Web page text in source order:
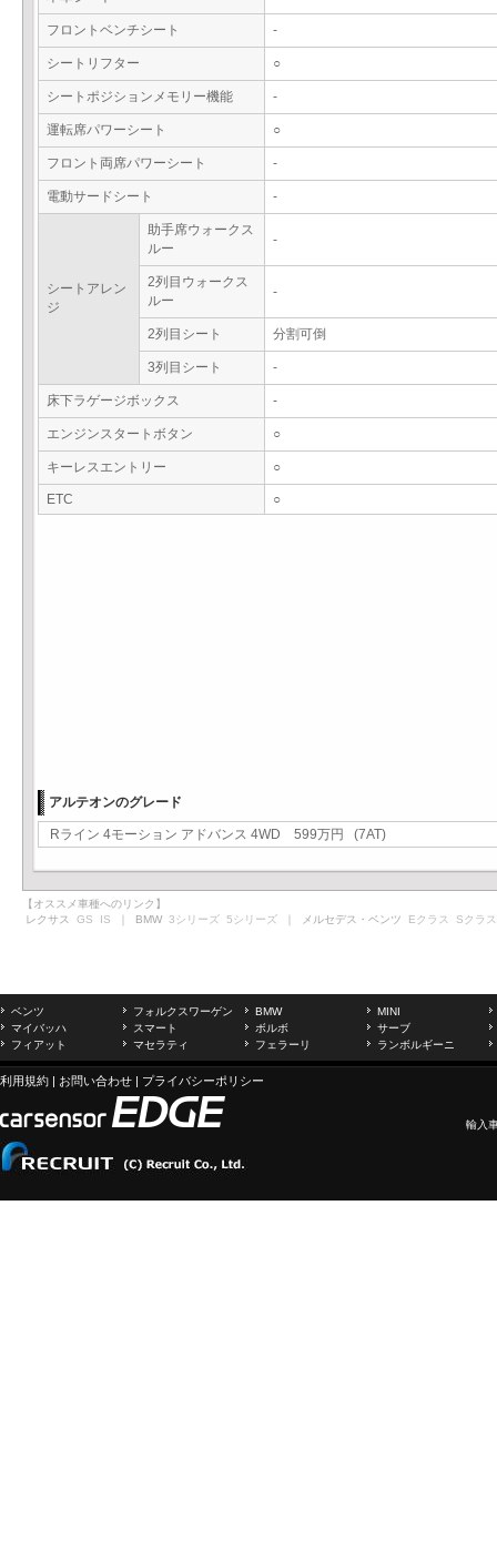
フロントベンチシート -
シートリフター ○
シートポジションメモリー機能 -
運転席パワーシート ○
フロント両席パワーシート -
電動サードシート -
シートアレン
ジ
助手席ウォークス
ルー
-
2列目ウォークス
ルー
-
2列目シート 分割可倒
3列目シート -
床下ラゲージボックス -
エンジンスタートボタン ○
キーレスエントリー ○
ETC ○
アルテオンのグレード
Rライン 4モーション アドバンス 4WD 599万円 (7AT)
【オススメ車種へのリンク】
レクサス GS IS ｜ BMW 3シリーズ 5シリーズ ｜ メルセデス・ベンツ Eクラス Sクラス
ベンツ フォルクスワーゲン BMW
MINI
マイバッハ
スマート ボルボ
サーブ
フィアット
マセラティ フェラーリ ランボルギーニ
利用規約 | お問い合わせ | プライバシーポリシー
輸入